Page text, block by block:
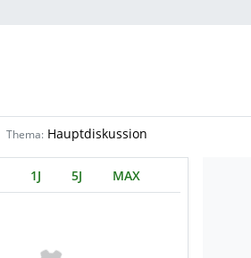
Thema: Hauptdiskussion
1J 5J MAX